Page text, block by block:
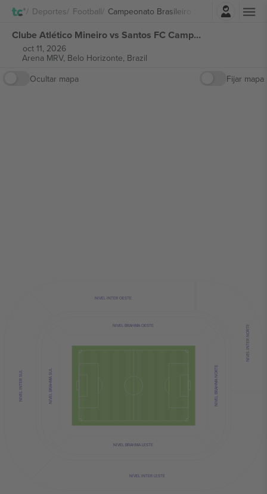
Deportes Football Campeonato Brasileiro Série A
Iniciar sesión
Clube Atlético Mineiro vs Santos FC Campeonato Brasileiro Série A entradas
oct 11, 2026
Arena MRV, Belo Horizonte, Brazil
Ocultar mapa
Fijar mapa
NIVEL BRAHMA OESTE
NIVEL BRAHMA NORTE
NIVEL BRAHMA LESTE
NIVEL BRAHMA SUL
NIVEL INTER OESTE
NIVEL INTER NORTE
NIVEL INTER LESTE
NIVEL INTER SUL